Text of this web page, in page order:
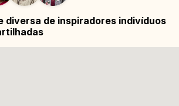
diversa de inspiradores indivíduos